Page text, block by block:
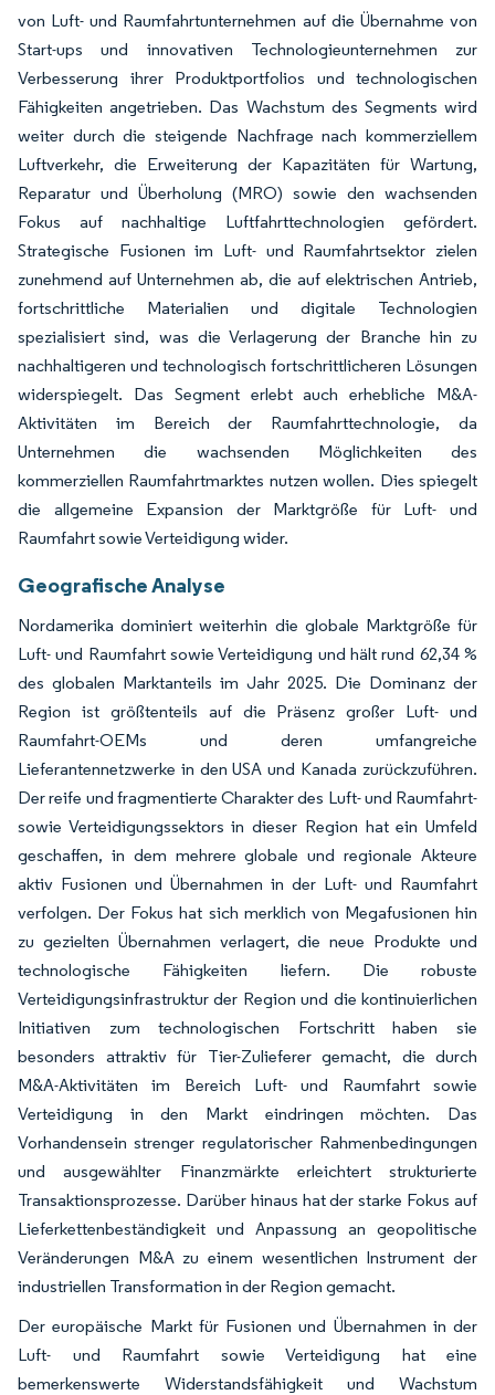
von Luft- und Raumfahrtunternehmen auf die Übernahme von
Start-ups und innovativen Technologieunternehmen zur
Verbesserung ihrer Produktportfolios und technologischen
Fähigkeiten angetrieben. Das Wachstum des Segments wird
weiter durch die steigende Nachfrage nach kommerziellem
Luftverkehr, die Erweiterung der Kapazitäten für Wartung,
Reparatur und Überholung (MRO) sowie den wachsenden
Fokus auf nachhaltige Luftfahrttechnologien gefördert.
Strategische Fusionen im Luft- und Raumfahrtsektor zielen
zunehmend auf Unternehmen ab, die auf elektrischen Antrieb,
fortschrittliche Materialien und digitale Technologien
spezialisiert sind, was die Verlagerung der Branche hin zu
nachhaltigeren und technologisch fortschrittlicheren Lösungen
widerspiegelt. Das Segment erlebt auch erhebliche M&A-
Aktivitäten im Bereich der Raumfahrttechnologie, da
Unternehmen die wachsenden Möglichkeiten des
kommerziellen Raumfahrtmarktes nutzen wollen. Dies spiegelt
die allgemeine Expansion der Marktgröße für Luft- und
Raumfahrt sowie Verteidigung wider.
Geografische Analyse
Nordamerika dominiert weiterhin die globale Marktgröße für
Luft- und Raumfahrt sowie Verteidigung und hält rund 62,34 %
des globalen Marktanteils im Jahr 2025. Die Dominanz der
Region ist größtenteils auf die Präsenz großer Luft- und
Raumfahrt-OEMs und deren umfangreiche
Lieferantennetzwerke in den USA und Kanada zurückzuführen.
Der reife und fragmentierte Charakter des Luft- und Raumfahrt-
sowie Verteidigungssektors in dieser Region hat ein Umfeld
geschaffen, in dem mehrere globale und regionale Akteure
aktiv Fusionen und Übernahmen in der Luft- und Raumfahrt
verfolgen. Der Fokus hat sich merklich von Megafusionen hin
zu gezielten Übernahmen verlagert, die neue Produkte und
technologische Fähigkeiten liefern. Die robuste
Verteidigungsinfrastruktur der Region und die kontinuierlichen
Initiativen zum technologischen Fortschritt haben sie
besonders attraktiv für Tier-Zulieferer gemacht, die durch
M&A-Aktivitäten im Bereich Luft- und Raumfahrt sowie
Verteidigung in den Markt eindringen möchten. Das
Vorhandensein strenger regulatorischer Rahmenbedingungen
und ausgewählter Finanzmärkte erleichtert strukturierte
Transaktionsprozesse. Darüber hinaus hat der starke Fokus auf
Lieferkettenbeständigkeit und Anpassung an geopolitische
Veränderungen M&A zu einem wesentlichen Instrument der
industriellen Transformation in der Region gemacht.
Der europäische Markt für Fusionen und Übernahmen in der
Luft- und Raumfahrt sowie Verteidigung hat eine
bemerkenswerte Widerstandsfähigkeit und Wachstum